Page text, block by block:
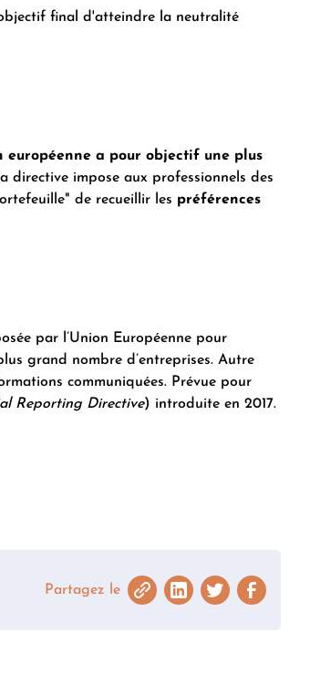
final d'atteindre la neutralité
européenne a pour objectif une plus
directive impose aux professionnels des
de recueillir les préférences
par l’Union Européenne pour
grand nombre d’entreprises. Autre
communiquées. Prévue pour
Reporting Directive) introduite en 2017.
Partagez le